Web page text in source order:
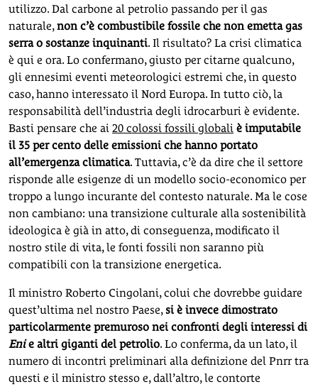
utilizzo. Dal carbone al petrolio passando per il gas
naturale,non c’è combustibile fossile che non emetta gas
serra o sostanze inquinanti. Il risultato? La crisi climatica
è qui e ora. Lo confermano, giusto per citarne qualcuno,
gli ennesimi eventi meteorologici estremi che, in questo
caso, hanno interessato il Nord Europa. In tutto ciò, la
responsabilità dell’industria degli idrocarburi è evidente.
Basti pensare che ai 20 colossi fossili globali è imputabile
il 35 per cento delle emissioni che hanno portato
all’emergenza climatica. Tuttavia, c’è da dire che il settore
risponde alle esigenze di un modello socio-economico per
troppo a lungo incurante del contesto naturale. Ma le cose
non cambiano: una transizione culturale alla sostenibilità
ideologica è già in atto, di conseguenza, modificato il
nostro stile di vita, le fonti fossili non saranno più
compatibili con la transizione energetica.
Il ministro Roberto Cingolani, colui che dovrebbe guidare
quest’ultima nel nostro Paese,si è invece dimostrato
particolarmente premuroso nei confronti degli interessi di
Enie altri giganti del petrolio. Lo conferma, da un lato, il
numero di incontri preliminari alla definizione del Pnrr tra
questi e il ministro stesso e, dall’altro, le contorte